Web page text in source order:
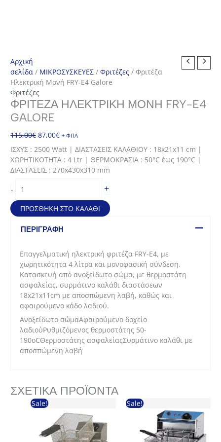
Αρχική
σελίδα / ΜΙΚΡΟΣΥΣΚΕΥΕΣ /Φριτέζες / Φριτέζα
Ηλεκτρική Μονή FRY-E4 Galore
Φριτέζες
ΦΡΙΤΈΖΑ ΗΛΕΚΤΡΙΚΉ ΜΟΝΉ FRY-E4
GALORE
115,00€ Original
price
was:
115,00€.
87,00€Η
τρέχουσα
τιμή
είναι:
+ ΦΠΑ
ΙΣΧΥΣ : 2500 Watt | ΔΙΑΣΤΑΣΕΙΣ ΚΑΛΑΘΙΟΥ : 18x21x11 cm |
ΧΩΡΗΤΙΚΟΤΗΤΑ : 4 Ltr | ΘΕΡΜΟΚΡΑΣΙΑ : 50°C έως 190°C |
ΔΙΑΣΤΑΣΕΙΣ : 270x430x310 mm
-
Ηλεκτρική
Μονή
FRY-
E4
Galore
+
ΠΡΟΣΘΉΚΗ ΣΤΟ ΚΑΛΆΘΙ
ΠΕΡΙΓΡΑΦΉ
Επαγγελματική ηλεκτρική φριτέζα FRY-E4, με
χωρητικότητα 4 λίτρα και μονοφασική σύνδεση.
Κατασκευή από ανοξείδωτο σώμα, με θερμοστάτη
ασφαλείας, συρμάτινο καλάθι διαστάσεων
18x21x11cm με αποσπώμενη λαβή, καθώς και
αφαιρούμενο κάδο λαδιού.
Ανοξείδωτο σώμαΑφαιρούμενο δοχείο
λαδιούΡυθμιζόμενος θερμοστάτης 50-
190οCΘερμοστάτης ασφαλείαςΣυρμάτινο καλάθι με
αποσπώμενη λαβή
ΣΧΕΤΙΚΆ ΠΡΟΪΌΝΤΑ
Sale! Sale!